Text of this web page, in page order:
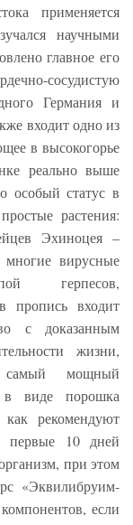
применяется
научными
главное его
сосудистую
Германия и
входит одно из
в высокогорье
реально выше
особый статус в
растения:
Эхиноцея –
многие вирусные
герпесов,
пропись входит
с доказанным
жизни,
самый мощный
в виде порошка
рекомендуют
первые 10 дней
при этом
«Эквилибруим-
если